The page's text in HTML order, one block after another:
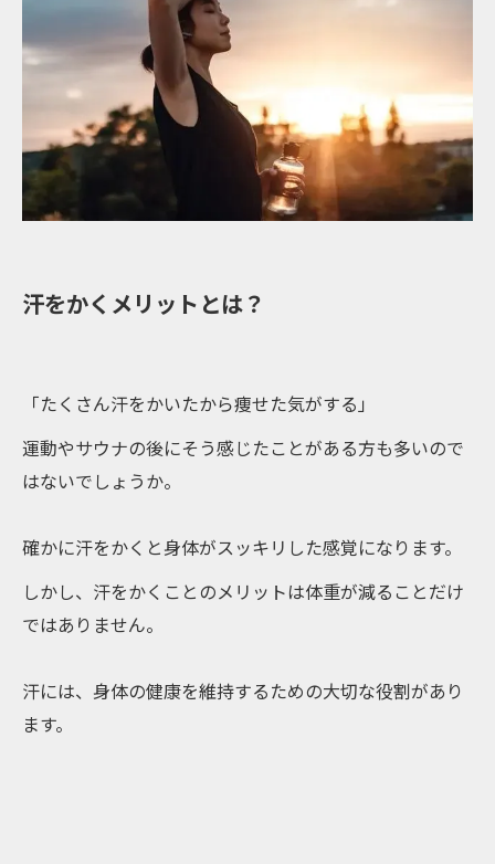
汗をかくメリットとは？
「たくさん汗をかいたから痩せた気がする」
運動やサウナの後にそう感じたことがある方も多いので
はないでしょうか。
確かに汗をかくと身体がスッキリした感覚になります。
しかし、汗をかくことのメリットは体重が減ることだけ
ではありません。
汗には、身体の健康を維持するための大切な役割があり
ます。